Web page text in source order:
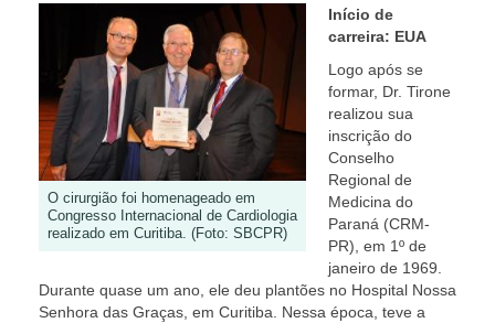
O cirurgião foi homenageado em
Congresso Internacional de Cardiologia
realizado em Curitiba. (Foto: SBCPR)
Início de
carreira: EUA
Logo após se
formar, Dr. Tirone
realizou sua
inscrição do
Conselho
Regional de
Medicina do
Paraná (CRM-
PR), em 1º de
janeiro de 1969.
Durante quase um ano, ele deu plantões no Hospital Nossa
Senhora das Graças, em Curitiba. Nessa época, teve a